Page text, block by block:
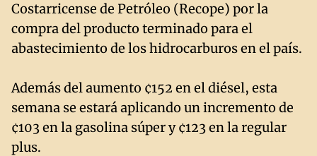
Costarricense de Petróleo (Recope) por la
compra del producto terminado para el
abastecimiento de los hidrocarburos en el país.
Además del aumento ¢152 en el diésel, esta
semana se estará aplicando un incremento de
¢103 en la gasolina súper y ¢123 en la regular
plus.